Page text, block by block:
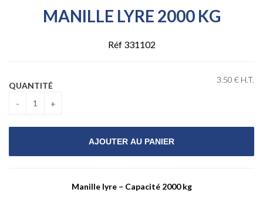
MANILLE LYRE 2000 KG
Réf 331102
3.50 € H.T.
QUANTITÉ
Manille lyre – Capacité 2000 kg